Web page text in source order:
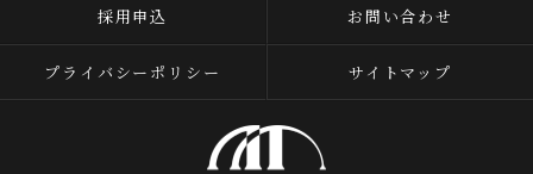
採用申込 お問い合わせ
プライバシーポリシー サイトマップ